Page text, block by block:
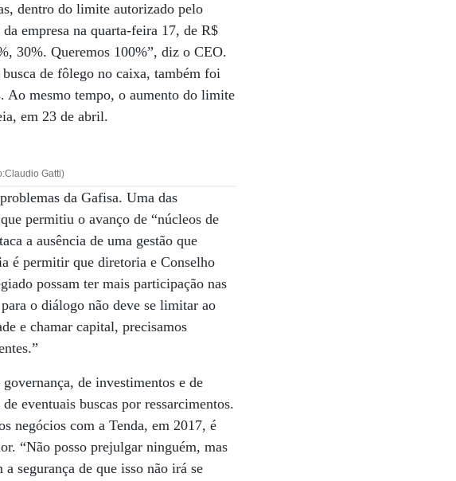
dentro do limite autorizado pelo
empresa na quarta-feira 17, de R$
30%. Queremos 100%”, diz o CEO.
de fôlego no caixa, também foi
Ao mesmo tempo, o aumento do limite
em 23 de abril.
Gatti)
da Gafisa. Uma das
permitiu o avanço de “núcleos de
a ausência de uma gestão que
é permitir que diretoria e Conselho
possam ter mais participação nas
o diálogo não deve se limitar ao
e chamar capital, precisamos
de investimentos e de
eventuais buscas por ressarcimentos.
negócios com a Tenda, em 2017, é
“Não posso prejulgar ninguém, mas
segurança de que isso não irá se